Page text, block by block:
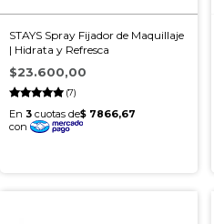
STAYS Spray Fijador de Maquillaje
| Hidrata y Refresca
(7)
$23.600,00